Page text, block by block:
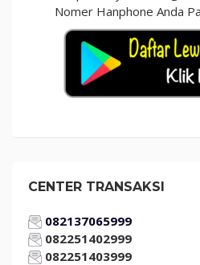
Nomer Hanphone Anda
CENTER TRANSAKSI
082137065999
082251402999
082251403999